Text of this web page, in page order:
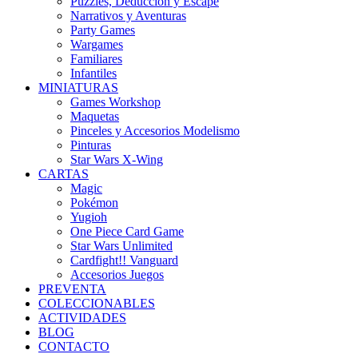
Narrativos y Aventuras
Party Games
Wargames
Familiares
Infantiles
MINIATURAS
Games Workshop
Maquetas
Pinceles y Accesorios Modelismo
Pinturas
Star Wars X-Wing
CARTAS
Magic
Pokémon
Yugioh
One Piece Card Game
Star Wars Unlimited
Cardfight!! Vanguard
Accesorios Juegos
PREVENTA
COLECCIONABLES
ACTIVIDADES
BLOG
CONTACTO